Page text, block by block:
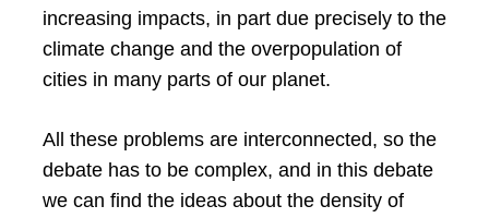
increasing impacts, in part due precisely to the
climate change and the overpopulation of
cities in many parts of our planet.
All these problems are interconnected, so the
debate has to be complex, and in this debate
we can find the ideas about the density of